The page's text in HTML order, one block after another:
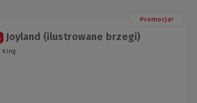
Promocja!
Joyland (ilustrowane brzegi)
King